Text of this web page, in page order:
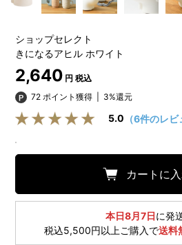
ショップセレクト
きになるアヒル ホワイト
2,640 円 税込
72 ポイント獲得
3%還元
5.0 （6件のレビ
カート
本日8月7日に発
税込5,500円以上ご購入で送料